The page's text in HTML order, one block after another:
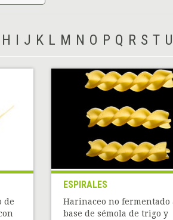
H I J K L M N O P Q R S T U
de
ESPIRALES
Harinaceo no fermentado
base de sémola de trigo y